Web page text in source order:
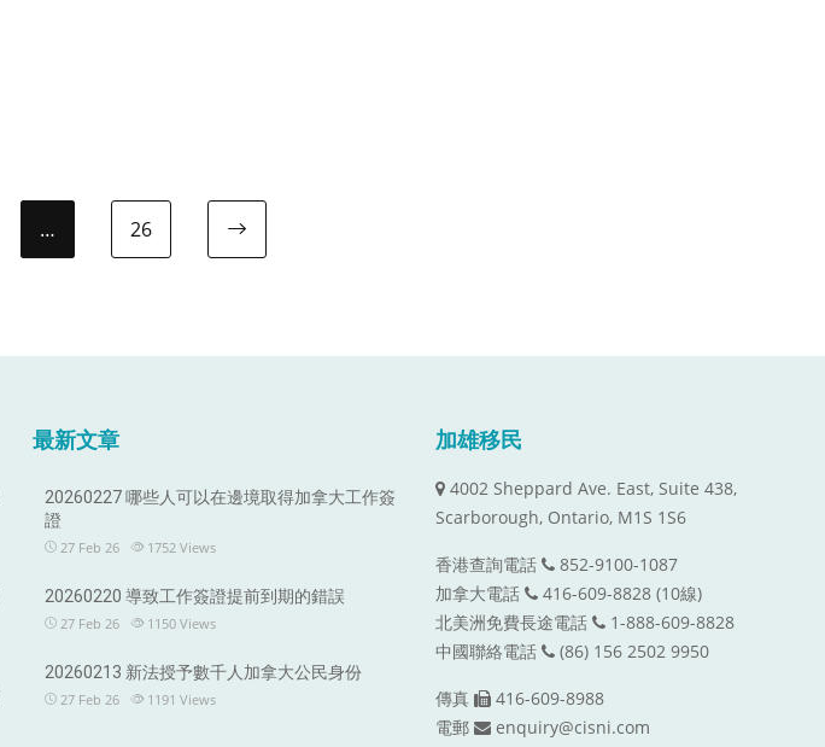
… 26
最新文章
20260227 哪些人可以在邊境取得加拿大工作簽
證
27 Feb 26 1752 Views
20260220 導致工作簽證提前到期的錯誤
27 Feb 26 1150 Views
20260213 新法授予數千人加拿大公民身份
27 Feb 26 1191 Views
加雄移民
4002 Sheppard Ave. East, Suite 438,
Scarborough, Ontario, M1S 1S6
香港查詢電話
852-9100-1087
加拿大電話
416-609-8828 (10線)
北美洲免費長途電話
1-888-609-8828
中國聯絡電話
(86) 156 2502 9950
傳真
416-609-8988
電郵
enquiry@cisni.com